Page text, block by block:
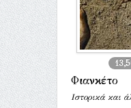
Φιανκέτο
Ιστορικά και